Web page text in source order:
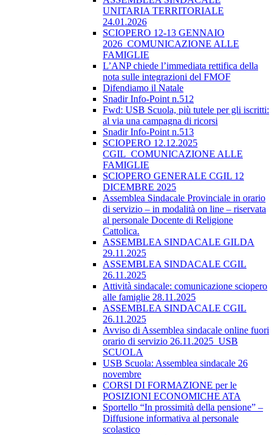
UNITARIA TERRITORIALE
24.01.2026
SCIOPERO 12-13 GENNAIO
2026_COMUNICAZIONE ALLE
FAMIGLIE
L’ANP chiede l’immediata rettifica della
nota sulle integrazioni del FMOF
Difendiamo il Natale
Snadir Info-Point n.512
Fwd: USB Scuola, più tutele per gli iscritti:
al via una campagna di ricorsi
Snadir Info-Point n.513
SCIOPERO 12.12.2025
CGIL_COMUNICAZIONE ALLE
FAMIGLIE
SCIOPERO GENERALE CGIL 12
DICEMBRE 2025
Assemblea Sindacale Provinciale in orario
di servizio – in modalità on line – riservata
al personale Docente di Religione
Cattolica.
ASSEMBLEA SINDACALE GILDA
29.11.2025
ASSEMBLEA SINDACALE CGIL
26.11.2025
Attività sindacale: comunicazione sciopero
alle famiglie 28.11.2025
ASSEMBLEA SINDACALE CGIL
26.11.2025
Avviso di Assemblea sindacale online fuori
orario di servizio 26.11.2025_USB
SCUOLA
USB Scuola: Assemblea sindacale 26
novembre
CORSI DI FORMAZIONE per le
POSIZIONI ECONOMICHE ATA
Sportello “In prossimità della pensione” –
Diffusione informativa al personale
scolastico